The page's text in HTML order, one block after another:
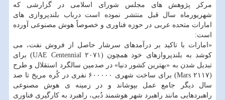
مرکز پژوهش های مجلس شورای اسلامی در گزارشی که
شهریورماه سال قبل منتشر نموده است درباب بلندپروازی های
امارات متحده عربی در حوزه فناوری و خصوصاً هوش مصنوعی آورده
است:
«امارات با تاکید بر درآمدهای سرشار حاصل از فروش نفت، می
کوشد به بلندپروازهای خود همچون (UAE Centennial ۲۰۷۱) برای
تبدیل شدن به «بهترین کشور دنیا» در صدمین سالگرد استقلال و طرح
(Mars ۲۱۱۷) برای ساخت شهری ۶۰۰۰۰۰ نفری در کُره مریخ تا صد
سال دیگر جامع عمل بپوشاند و در زمینه ی هوش مصنوعی
راهبردهایی مانند راهبرد شهر هوشمند دُبی، راهبرد به کارگیری فناوری